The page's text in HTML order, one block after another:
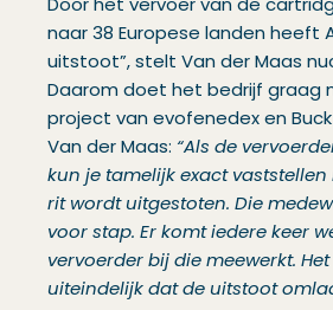
naar 38 Europese landen heeft
uitstoot”, stelt Van der Maas
Daarom doet het bedrijf graag
project van evofenedex en
Van der Maas: “Als de
kun je tamelijk exact vaststellen
rit wordt uitgestoten. Die
voor stap. Er komt iedere keer
vervoerder bij die meewerkt.
uiteindelijk dat de uitstoot